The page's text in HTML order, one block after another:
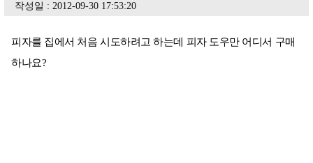
작성일 : 2012-09-30 17:53:20
피자를 집에서 처음 시도하려고 하는데 피자 도우만 어디서 구매
하나요?